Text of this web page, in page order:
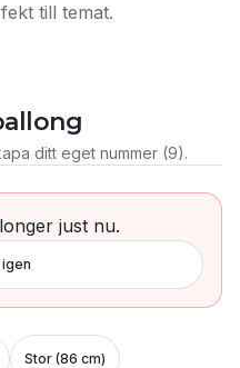
till temat.
ditt eget nummer (9).
just nu.
Stor (86 cm)